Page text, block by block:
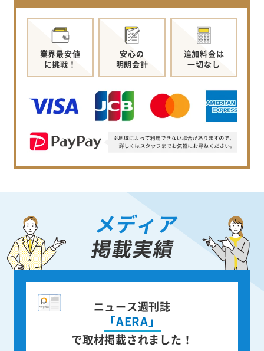
業界最安値
に挑戦！
安心の
明朗会計
追加料金は
一切なし
メディア
掲載実績
ニュース週刊誌
「AERA」
で取材掲載されました！